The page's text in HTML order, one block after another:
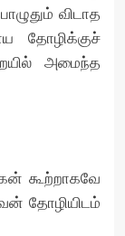
விடாத
தோழிக்குச்
அமைந்த
கூற்றாகவே
தோழியிடம்